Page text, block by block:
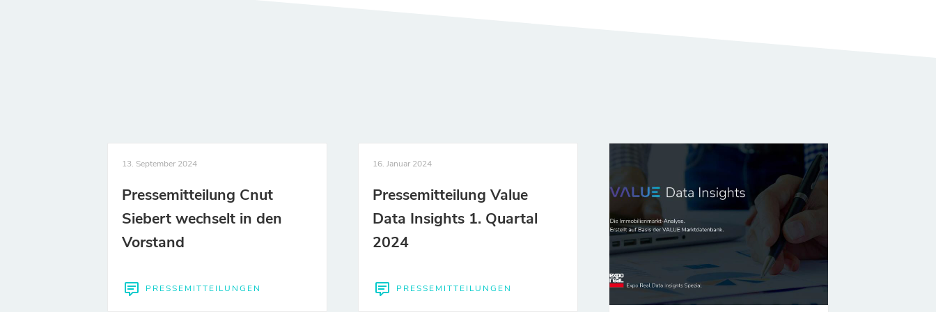
13. September 2024
Pressemitteilung Cnut
Siebert wechselt in den
Vorstand
PRESSEMITTEILUNGEN
16. Januar 2024
Pressemitteilung Value
Data Insights 1. Quartal
2024
PRESSEMITTEILUNGEN